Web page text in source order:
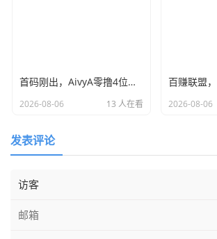
首码刚出，AivyA零撸4位数，全网首发，团队无限袋袋，干就完了
2026-08-06 13 人在看 2026-08-06
发表评论